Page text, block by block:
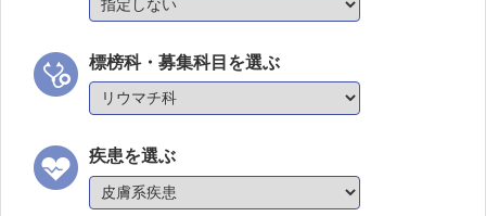
標榜科・募集科目を選ぶ
疾患を選ぶ